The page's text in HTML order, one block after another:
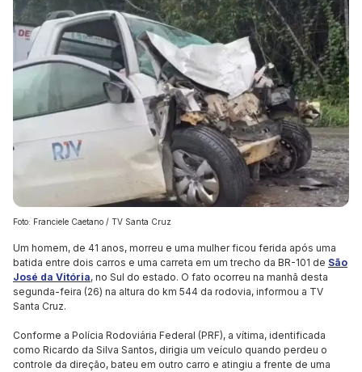
Foto: Franciele Caetano / TV Santa Cruz
Um homem, de 41 anos, morreu e uma mulher ficou ferida após uma
batida entre dois carros e uma carreta em um trecho da BR-101 de São
José da Vitória, no Sul do estado. O fato ocorreu na manhã desta
segunda-feira (26) na altura do km 544 da rodovia, informou a TV
Santa Cruz.
Conforme a Polícia Rodoviária Federal (PRF), a vítima, identificada
como Ricardo da Silva Santos, dirigia um veículo quando perdeu o
controle da direção, bateu em outro carro e atingiu a frente de uma